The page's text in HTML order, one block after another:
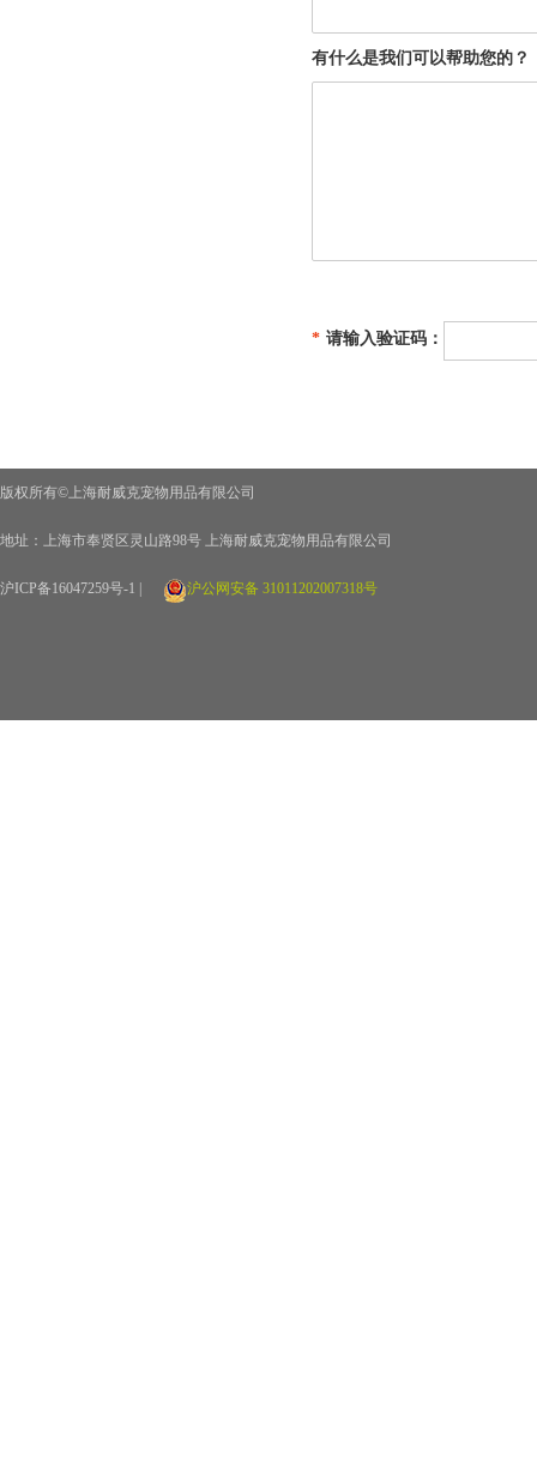
有什么是我们可以帮助您的？
* 请输入验证码：
版权所有©上海耐威克宠物用品有限公司
地址：上海市奉贤区灵山路98号 上海耐威克宠物用品有限公司
沪ICP备16047259号-1 | 沪公网安备 31011202007318号